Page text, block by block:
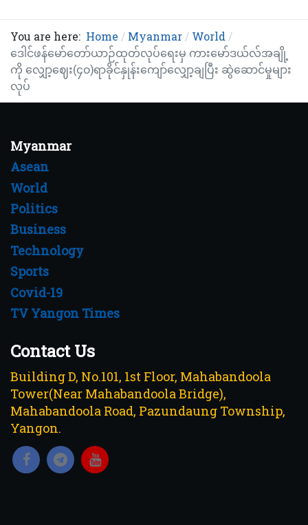
You are here: Home Myanmar
World
ဒေါင်ဖန်မော်တော်ယာဉ်ထုတ်လုပ်ရေးမှ ကားမော်ဒယ်လ်အချို့
ကို လျှော့ဈေး(၄၀)ရာခိုင်နှုန်းကျော်လျှော့ချပြီး ဆွဲဆောင်မှုများ
လုပ်
Myanmar
Asean
World
Politics
Business
Technology
Sports
Covid-19
TV Yangon Times
Contact Us
Building D, No.101, 1st Floor, Mahabandoola
Tower(Near Mahabandoola Bridge),
Mahabandoola Road, Pazundaung Township,
Yangon.